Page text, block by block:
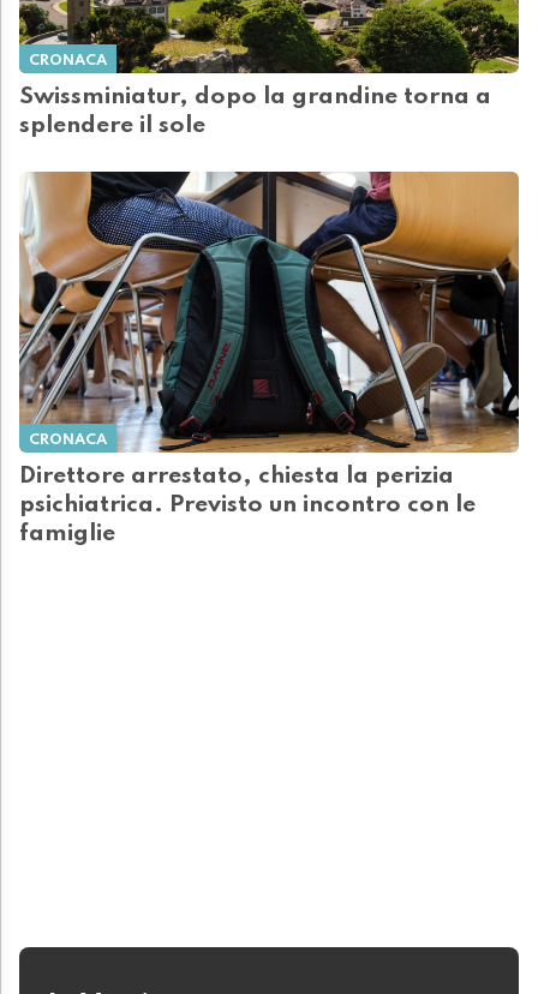
CRONACA
Swissminiatur, dopo la grandine torna a
splendere il sole
CRONACA
Direttore arrestato, chiesta la perizia
psichiatrica. Previsto un incontro con le
famiglie